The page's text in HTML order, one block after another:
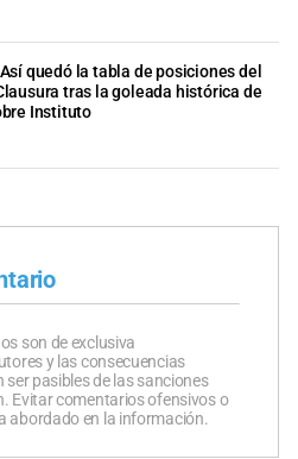
Así quedó la tabla de posiciones del
tras la goleada histórica de
Instituto
son de exclusiva
y las consecuencias
ser pasibles de las sanciones
Evitar comentarios ofensivos o
abordado en la información.